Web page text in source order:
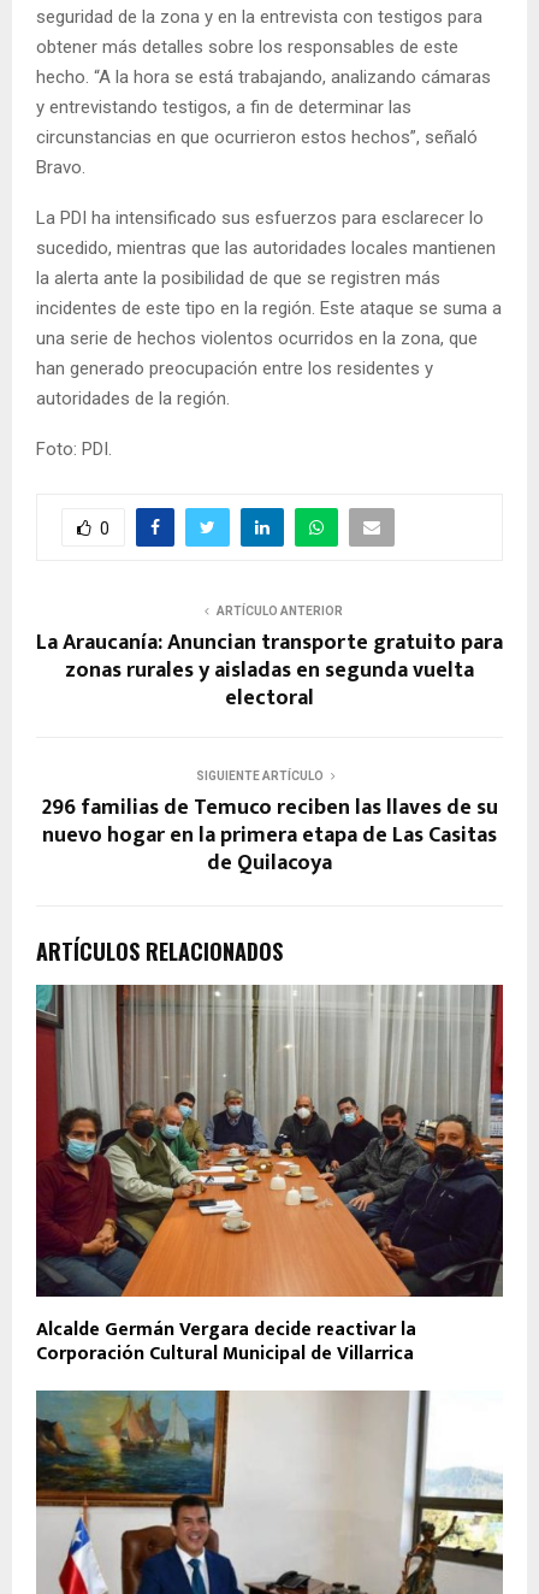
seguridad de la zona y en la entrevista con testigos para
obtener más detalles sobre los responsables de este
hecho. “A la hora se está trabajando, analizando cámaras
y entrevistando testigos, a fin de determinar las
circunstancias en que ocurrieron estos hechos”, señaló
Bravo.
La PDI ha intensificado sus esfuerzos para esclarecer lo
sucedido, mientras que las autoridades locales mantienen
la alerta ante la posibilidad de que se registren más
incidentes de este tipo en la región. Este ataque se suma a
una serie de hechos violentos ocurridos en la zona, que
han generado preocupación entre los residentes y
autoridades de la región.
Foto: PDI.
0
ARTÍCULO ANTERIOR
La Araucanía: Anuncian transporte gratuito para
zonas rurales y aisladas en segunda vuelta
electoral
SIGUIENTE ARTÍCULO
296 familias de Temuco reciben las llaves de su
nuevo hogar en la primera etapa de Las Casitas
de Quilacoya
ARTÍCULOS RELACIONADOS
Alcalde Germán Vergara decide reactivar la
Corporación Cultural Municipal de Villarrica